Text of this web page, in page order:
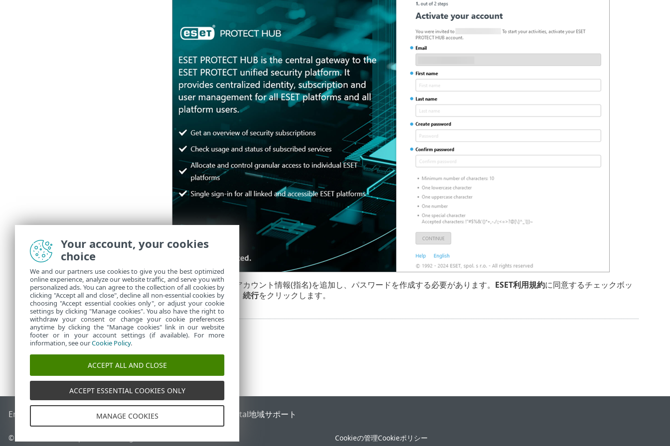
9. ユーザーは、アカウント情報(指名)を追加し、パスワードを作成する必要があります。 ESET利用規約に同意するチェックボッ
クスを選択し、 続行をクリックします。
End of Life ESETナレッジベースESETフォーラム ESET Status Portal地域サポート
© 1992 - 2026 ESET, spol. s r.o. - All rights reserved. Cookieの管理Cookieポリシー
Your account, your cookies
choice
We and our partners use cookies to give you the best optimized
online experience, analyze our website traffic, and serve you with
personalized ads. You can agree to the collection of all cookies by
clicking "Accept all and close", decline all non-essential cookies by
choosing "Accept essential cookies only", or adjust your cookie
settings by clicking "Manage cookies". You also have the right to
withdraw your consent or change your cookie preferences
anytime by clicking the "Manage cookies" link in our website
footer or in your account settings (if available). For more
information, see ourCookie Policy.
ACCEPT ALL AND CLOSE
ACCEPT ESSENTIAL COOKIES ONLY
MANAGE COOKIES